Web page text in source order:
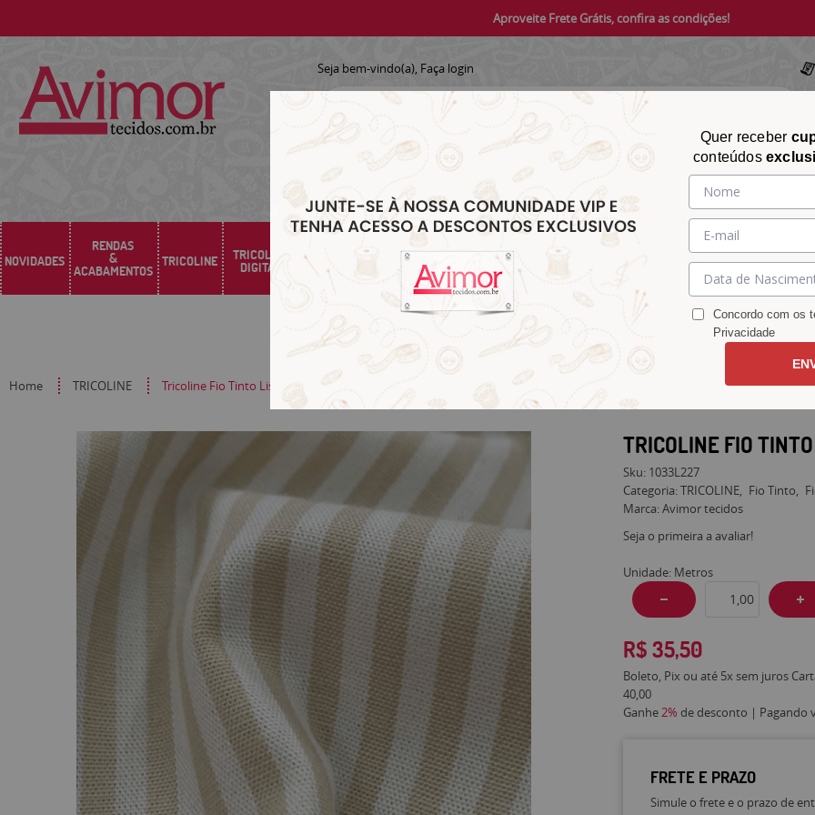
Aproveite Frete Grátis, confira as condições!
Seja bem-vindo(a), Faça login
NOVIDADES
RENDAS
&
ACABAMENTOS
TRICOLINE TRICOLINE
DIGITAL SARJA SINTÉTICOS
CHITÃO TRICÔ
TECIDOS E
AVIAMENTOS
&
ACESSÓRIOS
TECIDOS
PARA
DECORAÇÃO
Home TRICOLINE Tricoline Fio Tinto Listrado M Bege 1033L227
TRICOLINE FIO
Sku: 1033L227
Categoria:TRICOLINE Fio Tinto
Marca:Avimor tecidos
Seja o primeira a avaliar!
Unidade: Metros
R$ 35,50
Boleto, Pix ou até 5x sem juros
40,00
Ganhe2% de desconto | Pagando
FRETE E PRAZO
Simule o frete e o prazo de
Quer receber
conteúdos
Concordo com os
Privacidade